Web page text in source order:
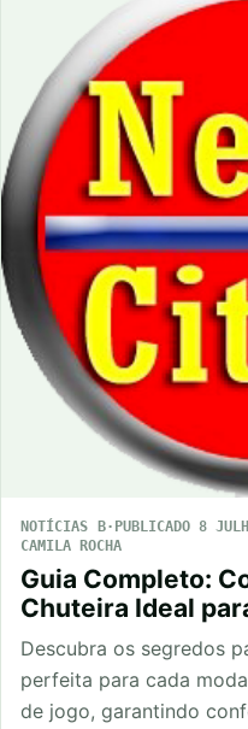
NOTÍCIAS PUBLICADO 8
CAMILA ROCHA
Guia Completo:
Chuteira Ideal
Descubra os segredos
perfeita para cada
de jogo, garantindo